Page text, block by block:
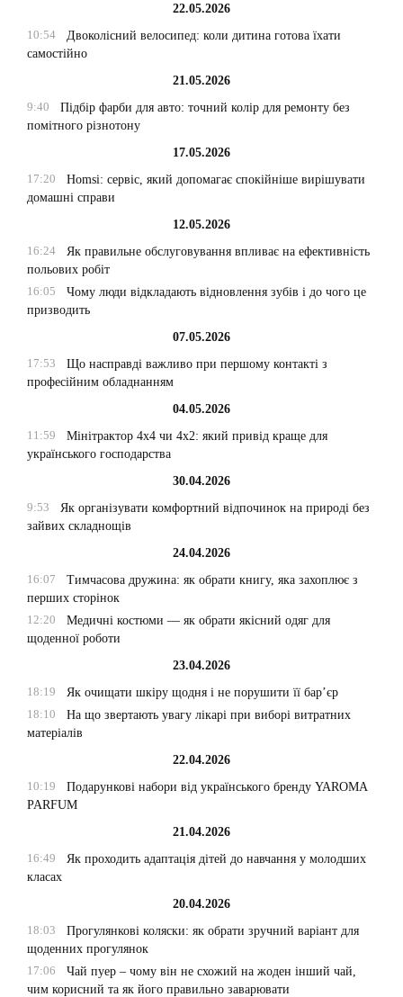
22.05.2026
10:54
Двоколісний велосипед: коли дитина готова їхати
самостійно
21.05.2026
9:40
Підбір фарби для авто: точний колір для ремонту без
помітного різнотону
17.05.2026
17:20
Homsi: сервіс, який допомагає спокійніше вирішувати
домашні справи
12.05.2026
16:24
Як правильне обслуговування впливає на ефективність
польових робіт
16:05
Чому люди відкладають відновлення зубів і до чого це
призводить
07.05.2026
17:53
Що насправді важливо при першому контакті з
професійним обладнанням
04.05.2026
11:59
Мінітрактор 4х4 чи 4х2: який привід краще для
українського господарства
30.04.2026
9:53
Як організувати комфортний відпочинок на природі без
зайвих складнощів
24.04.2026
16:07
Тимчасова дружина: як обрати книгу, яка захоплює з
перших сторінок
12:20
Медичні костюми — як обрати якісний одяг для
щоденної роботи
23.04.2026
18:19
Як очищати шкіру щодня і не порушити її бар’єр
18:10
На що звертають увагу лікарі при виборі витратних
матеріалів
22.04.2026
10:19
Подарункові набори від українського бренду YAROMA
PARFUM
21.04.2026
16:49
Як проходить адаптація дітей до навчання у молодших
класах
20.04.2026
18:03
Прогулянкові коляски: як обрати зручний варіант для
щоденних прогулянок
17:06
Чай пуер – чому він не схожий на жоден інший чай,
чим корисний та як його правильно заварювати